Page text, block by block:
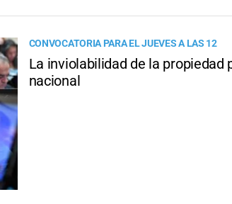
CONVOCATORIA PARA EL JUEVES A LAS 12
La inviolabilidad de la propiedad
nacional